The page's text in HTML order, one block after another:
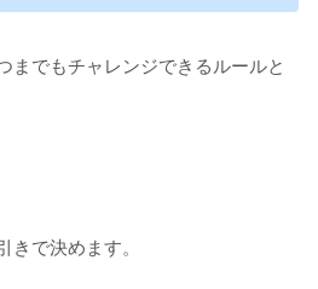
までもチャレンジできるルールと
きで決めます。